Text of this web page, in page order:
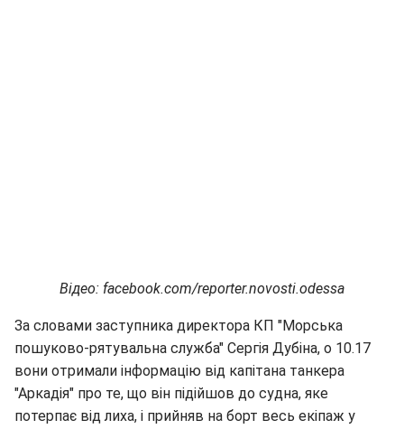
Відео: facebook.com/reporter.novosti.odessa
За словами заступника директора КП "Морська
пошуково-рятувальна служба" Сергія Дубіна, о 10.17
вони отримали інформацію від капітана танкера
"Аркадія" про те, що він підійшов до судна, яке
потерпає від лиха, і прийняв на борт весь екіпаж у